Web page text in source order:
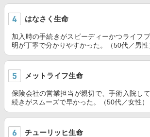
はなさく生命
加入時の手続きがスピーディーかつライフ
明が丁寧で分かりやすかった。（50代／男性
メットライフ生命
保険会社の営業担当が親切で、手術入院し
続きがスムーズで早かった。（50代／女性）
チューリッヒ生命